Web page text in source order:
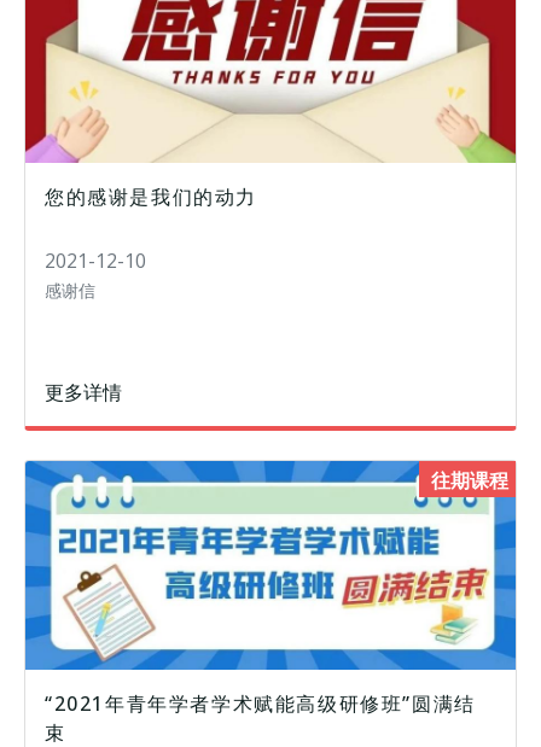
您的感谢是我们的动力
2021-12-10
感谢信
更多详情
往期课程
“2021年青年学者学术赋能高级研修班”圆满结
束